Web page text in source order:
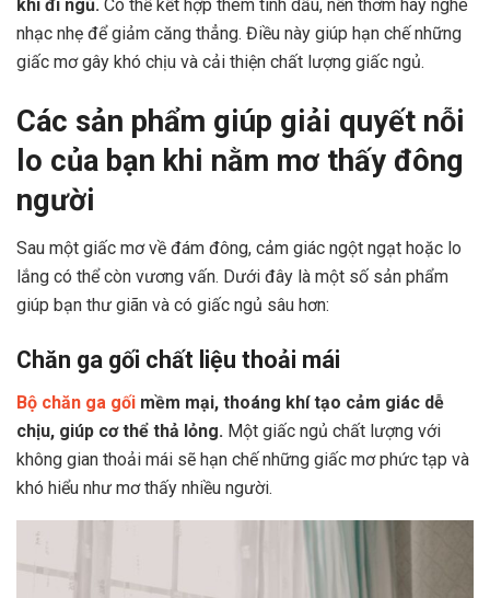
khi đi ngủ. Có thể kết hợp thêm tinh dầu, nến thơm hay nghe
nhạc nhẹ để giảm căng thẳng. Điều này giúp hạn chế những
giấc mơ gây khó chịu và cải thiện chất lượng giấc ngủ.
Các sản phẩm giúp giải quyết nỗi
lo của bạn khi nằm mơ thấy đông
người
Sau một giấc mơ về đám đông, cảm giác ngột ngạt hoặc lo
lắng có thể còn vương vấn. Dưới đây là một số sản phẩm
giúp bạn thư giãn và có giấc ngủ sâu hơn:
Chăn ga gối chất liệu thoải mái
Bộ chăn ga gối mềm mại, thoáng khí tạo cảm giác dễ
chịu, giúp cơ thể thả lỏng. Một giấc ngủ chất lượng với
không gian thoải mái sẽ hạn chế những giấc mơ phức tạp và
khó hiểu như mơ thấy nhiều người.